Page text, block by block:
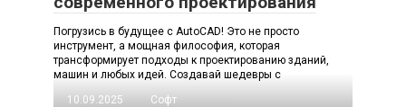
Погрузись в будущее с AutoCAD! Это не просто
инструмент, а мощная философия, которая
трансформирует подходы к проектированию зданий,
машин и любых идей. Создавай шедевры с
10.09.2025
Софт